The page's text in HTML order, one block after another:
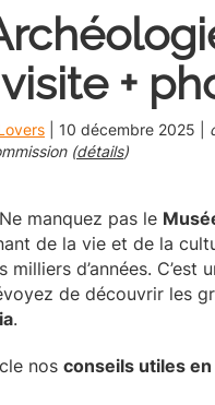
+
10 décembre 2025
(détails)
manquez pas le
de la vie et de la
d’années.
de découvrir les
.
nos conseils utiles